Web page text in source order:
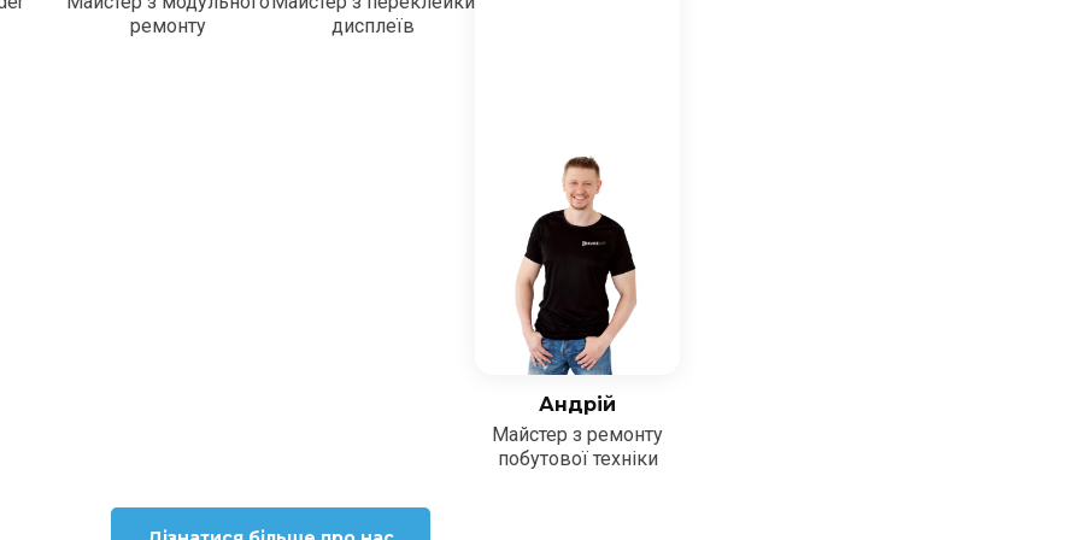
ремонту
дисплеїв
Андрій
Майстер з ремонту
побутової техніки